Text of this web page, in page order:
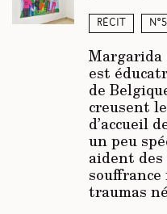
Récit N°5
Margarida
est
de
creusent
d’accueil
un peu
aident des
traumas